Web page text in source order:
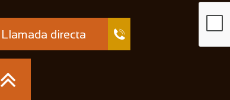
Llamada directa 
